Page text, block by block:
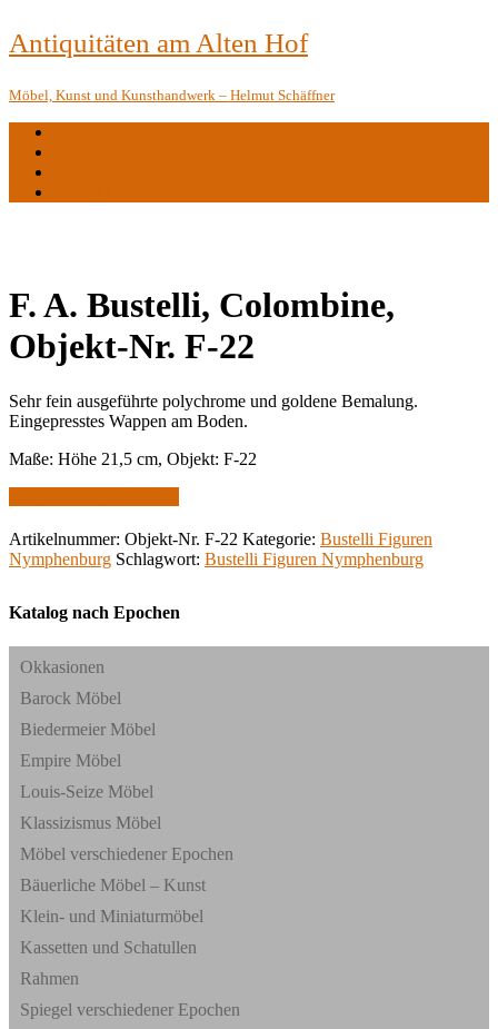
Antiquitäten am Alten Hof
Möbel, Kunst und Kunsthandwerk – Helmut Schäffner
F. A. Bustelli, Colombine,
Objekt-Nr. F-22
Sehr fein ausgeführte polychrome und goldene Bemalung.
Eingepresstes Wappen am Boden.
Maße: Höhe 21,5 cm, Objekt: F-22
Artikelnummer: Objekt-Nr. F-22 Kategorie: Bustelli Figuren
Nymphenburg Schlagwort: Bustelli Figuren Nymphenburg
Katalog nach Epochen
Okkasionen
Barock Möbel
Biedermeier Möbel
Empire Möbel
Louis-Seize Möbel
Klassizismus Möbel
Möbel verschiedener Epochen
Bäuerliche Möbel – Kunst
Klein- und Miniaturmöbel
Kassetten und Schatullen
Rahmen
Spiegel verschiedener Epochen